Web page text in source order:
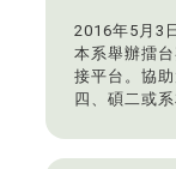
2016年5月3
本系舉辦擂
接平台。協
四、碩二或